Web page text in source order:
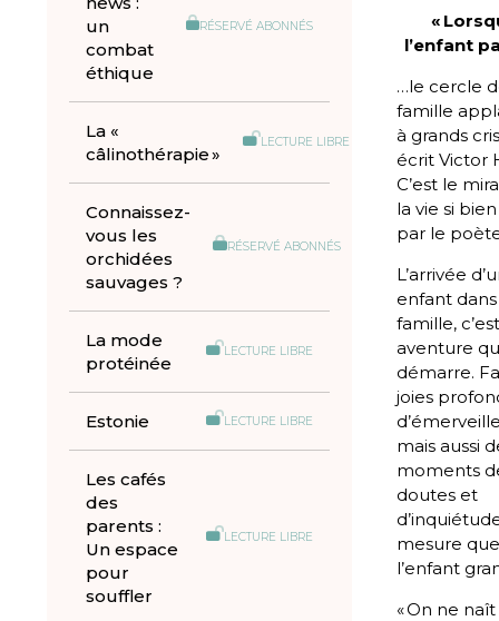
un
combat
éthique
RÉSERVÉ ABONNÉS
La «
câlinothérapie »
LECTURE LIBRE
Connaissez-
vous les
orchidées
sauvages ?
RÉSERVÉ ABONNÉS
La mode
protéinée
LECTURE LIBRE
Estonie LECTURE LIBRE
Les cafés
des
parents :
Un espace
pour
souffler
LECTURE LIBRE
«
l’enfant
…le cercle
famille
à grands
écrit Victor
C’est le
la vie si
par le
L’arrivée
enfant
famille,
aventure
démarre.
joies
mais aussi
moments
doutes et
mesure
l’enfant
« On ne